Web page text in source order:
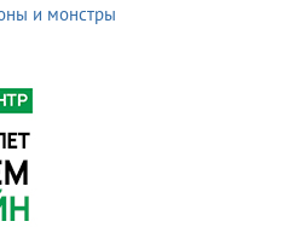
и монстры